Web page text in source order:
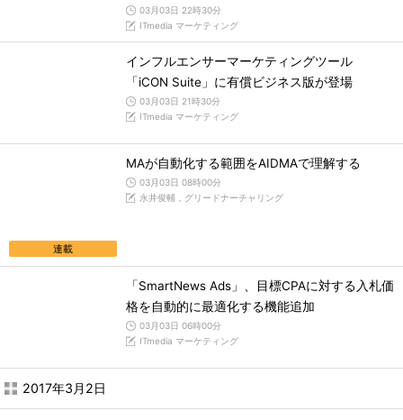
03月03日 22時30分
ITmedia マーケティング
インフルエンサーマーケティングツール
「iCON Suite」に有償ビジネス版が登場
03月03日 21時30分
ITmedia マーケティング
連載
MAが自動化する範囲をAIDMAで理解する
03月03日 08時00分
永井俊輔，グリードナーチャリング
「SmartNews Ads」、目標CPAに対する入札価
格を自動的に最適化する機能追加
03月03日 06時00分
ITmedia マーケティング
2017年3月2日